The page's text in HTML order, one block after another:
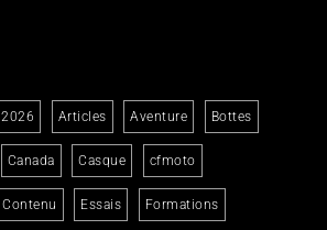
2026 Articles Aventure Bottes
Canada Casque cfmoto
Contenu Essais Formations